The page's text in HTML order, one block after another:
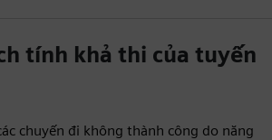
tính khả thi của tuyến
chuyến đi không thành công do năng